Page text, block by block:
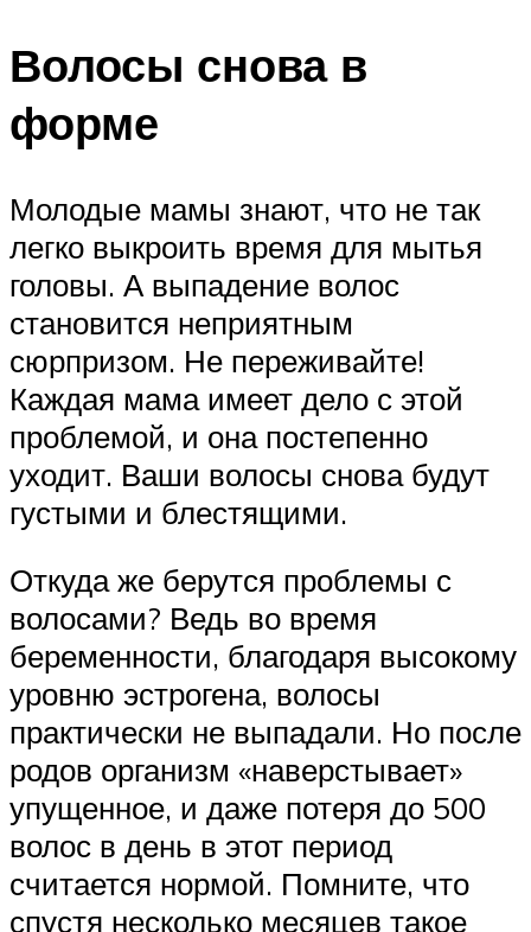
Волосы снова в
форме
Молодые мамы знают, что не так
легко выкроить время для мытья
головы. А выпадение волос
становится неприятным
сюрпризом. Не переживайте!
Каждая мама имеет дело с этой
проблемой, и она постепенно
уходит. Ваши волосы снова будут
густыми и блестящими.
Откуда же берутся проблемы с
волосами? Ведь во время
беременности, благодаря высокому
уровню эстрогена, волосы
практически не выпадали. Но после
родов организм «наверстывает»
упущенное, и даже потеря до 500
волос в день в этот период
считается нормой. Помните, что
спустя несколько месяцев такое